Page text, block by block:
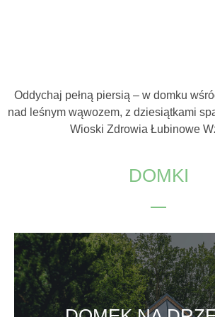
Oddychaj pełną piersią – w domku
nad leśnym wąwozem, z dziesiątkami
Wioski Zdrowia Łubinowe
DOMKI
Zobacz szczegóły